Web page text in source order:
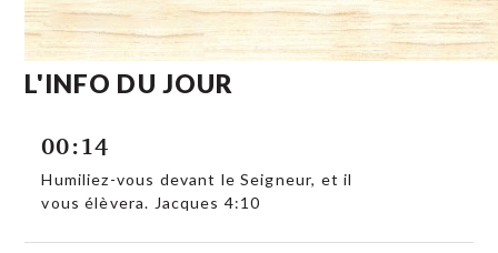
L'INFO DU JOUR
00:14
Humiliez-vous devant le Seigneur, et il
vous élèvera. Jacques 4:10